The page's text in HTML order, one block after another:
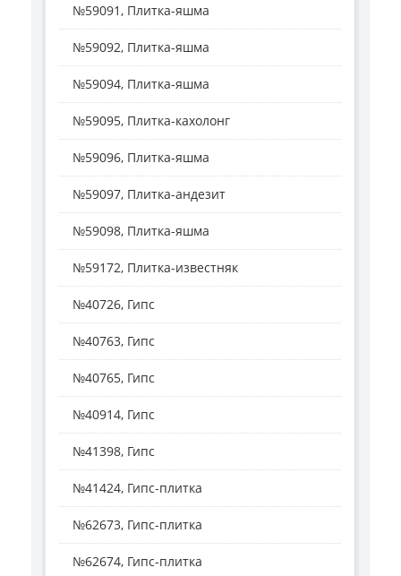
№59091, Плитка-яшма
№59092, Плитка-яшма
№59094, Плитка-яшма
№59095, Плитка-кахолонг
№59096, Плитка-яшма
№59097, Плитка-андезит
№59098, Плитка-яшма
№59172, Плитка-известняк
№40726, Гипс
№40763, Гипс
№40765, Гипс
№40914, Гипс
№41398, Гипс
№41424, Гипс-плитка
№62673, Гипс-плитка
№62674, Гипс-плитка